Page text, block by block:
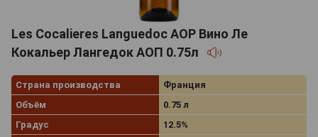
Les Cocalieres Languedoc AOP Вино Ле
Кокальер Лангедок АОП 0.75л
Страна производства
Франция
Объём
0.75 л
Градус
12.5%